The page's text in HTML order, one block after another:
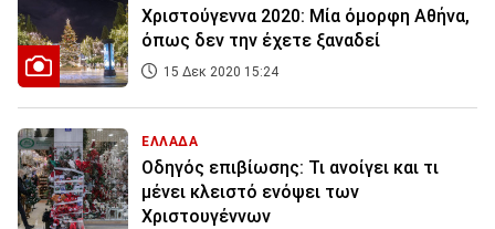
Χριστούγεννα 2020: Μία όμορφη Αθήνα,
όπως δεν την έχετε ξαναδεί
15 Δεκ 2020 15:24
ΕΛΛΑΔΑ
Οδηγός επιβίωσης: Τι ανοίγει και τι
μένει κλειστό ενόψει των
Χριστουγέννων